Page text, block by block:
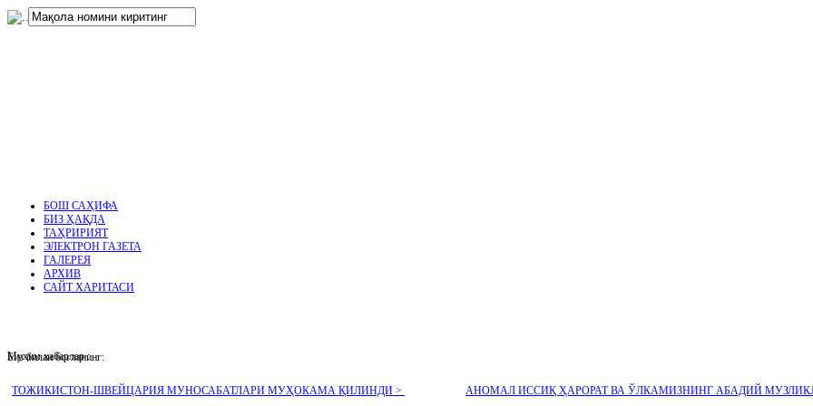
.
БОШ САҲИФА
БИЗ ҲАҚДА
ТАҲРИРИЯТ
ЭЛЕКТРОН ГАЗЕТА
ГАЛЕРЕЯ
АРХИВ
САЙТ ХАРИТАСИ
Муҳим хабарлар :
ТОЖИКИСТОН-ШВЕЙЦАРИЯ МУНОСАБАТЛАРИ МУҲОКАМА ҚИЛИНДИ > АНОМАЛ ИССИҚ ҲАРОРАТ ВА ЎЛКАМИЗНИНГ АБАДИЙ
Биз билан боғланинг: